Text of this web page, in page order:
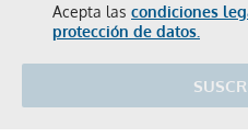
Acepta las condiciones
protección de datos.